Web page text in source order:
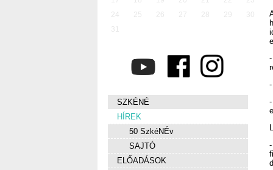
24
25 26 27 28 29
30
31
SZKÉNÉ
HÍREK
50 SzkéNÉv
SAJTÓ
ELŐADÁSOK